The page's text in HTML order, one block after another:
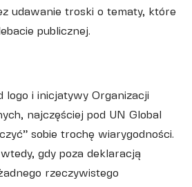
udawanie troski o tematy, które
publicznej.
logo i inicjatywy Organizacji
najczęściej pod UN Global
sobie trochę wiarygodności.
gdy poza deklaracją
rzeczywistego